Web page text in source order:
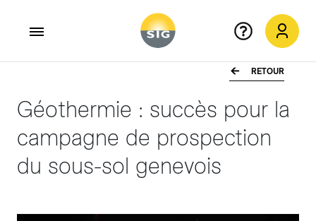
RETOUR
Géothermie : succès pour la
campagne de prospection
du sous-sol genevois